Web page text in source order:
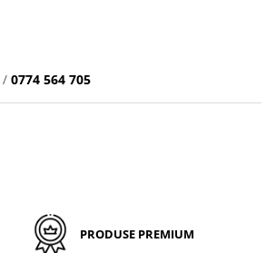
/ 0774 564 705
PRODUSE PREMIUM